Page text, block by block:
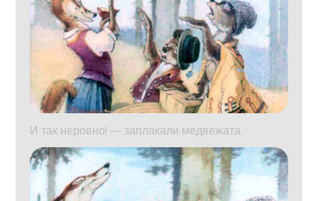
И так неровно! — заплакали медвежата.